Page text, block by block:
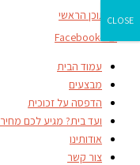
דילוג לתוכן הראשי
Facebook-f
עמוד הבית
מבצעים
הדפסה על זכוכית
ועד בית? מגיע לכם
אודותינו
צור קשר
CLOSE